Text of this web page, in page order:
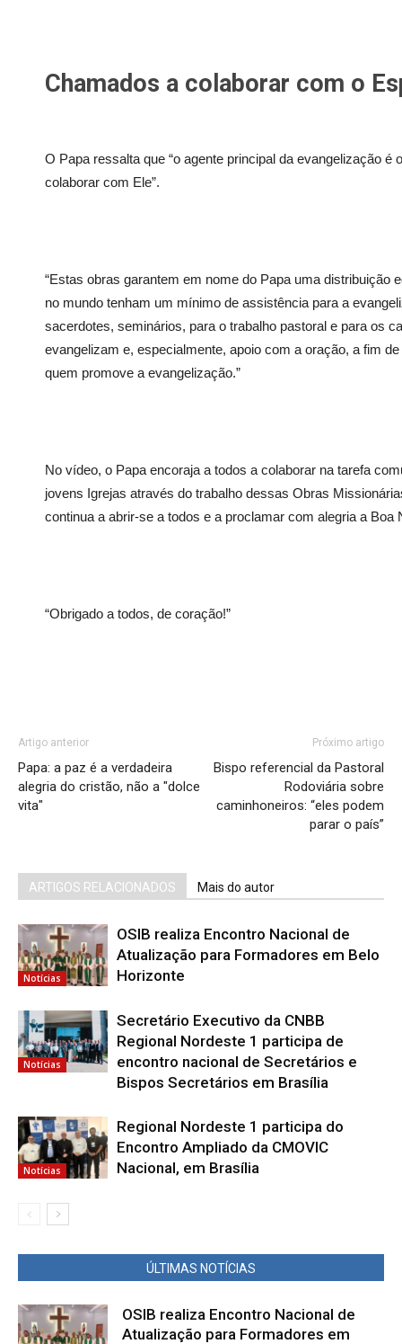
Chamados a colaborar com o
O Papa ressalta que “o agente principal da evangelização
colaborar com Ele”.
“Estas obras garantem em nome do Papa uma distribuição
no mundo tenham um mínimo de assistência para a
sacerdotes, seminários, para o trabalho pastoral e para os
evangelizam e, especialmente, apoio com a oração, a fim
quem promove a evangelização.”
No vídeo, o Papa encoraja a todos a colaborar na tarefa
jovens Igrejas através do trabalho dessas Obras
continua a abrir-se a todos e a proclamar com alegria a
“Obrigado a todos, de coração!”
Artigo anterior
Papa: a paz é a verdadeira
alegria do cristão, não a "dolce
vita"
Próximo artigo
Bispo referencial da Pastoral
Rodoviária sobre
caminhoneiros: “eles podem
parar o país”
ARTIGOS RELACIONADOS Mais do autor
Notícias
OSIB realiza Encontro Nacional de
Atualização para Formadores em Belo
Horizonte
Notícias
Secretário Executivo da CNBB
Regional Nordeste 1 participa de
encontro nacional de Secretários e
Bispos Secretários em Brasília
Notícias
Regional Nordeste 1 participa do
Encontro Ampliado da CMOVIC
Nacional, em Brasília
ÚLTIMAS NOTÍCIAS
OSIB realiza Encontro Nacional de
Atualização para Formadores em